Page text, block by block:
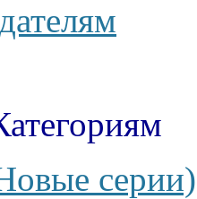
серии)